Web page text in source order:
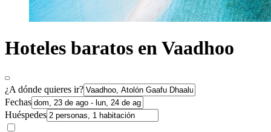
Hoteles baratos en Vaadhoo
¿A dónde quieres ir?
Fechas
Huéspedes